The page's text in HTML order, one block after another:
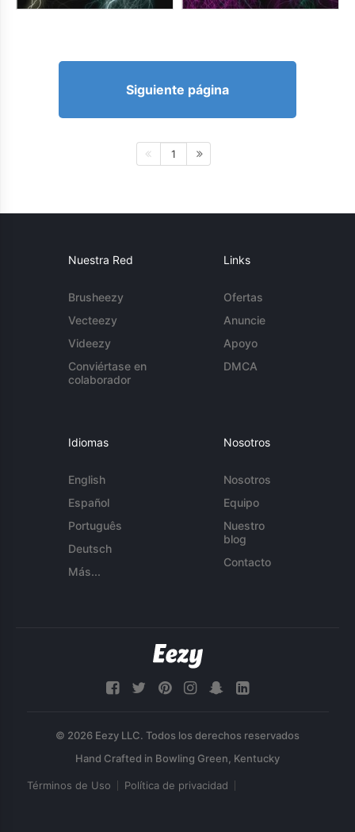
Siguiente página
1
Nuestra Red
Brusheezy
Vecteezy
Videezy
Conviértase en
colaborador
Links
Ofertas
Anuncie
Apoyo
DMCA
Idiomas
English
Español
Português
Deutsch
Más...
Nosotros
Nosotros
Equipo
Nuestro
blog
Contacto
© 2026 Eezy LLC. Todos los derechos reservados
Términos de Uso Política de privacidad